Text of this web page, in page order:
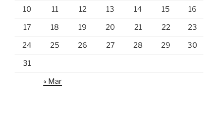
10 11 12 13 14 15 16
17 18 19 20 21 22 23
24 25 26 27 28 29 30
31
« Mar